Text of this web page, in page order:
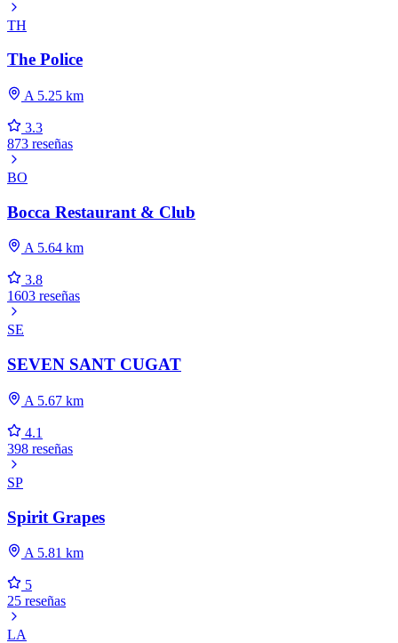
TH
The Police
A 5.25 km
3.3
873 reseñas
BO
Bocca Restaurant & Club
A 5.64 km
3.8
1603 reseñas
SE
SEVEN SANT CUGAT
A 5.67 km
4.1
398 reseñas
SP
Spirit Grapes
A 5.81 km
5
25 reseñas
LA